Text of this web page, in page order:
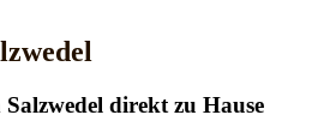
direkt zu Hause